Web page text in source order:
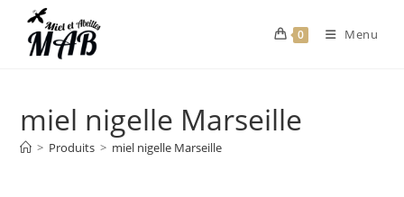
0 Menu
miel nigelle Marseille
> Produits > miel nigelle Marseille